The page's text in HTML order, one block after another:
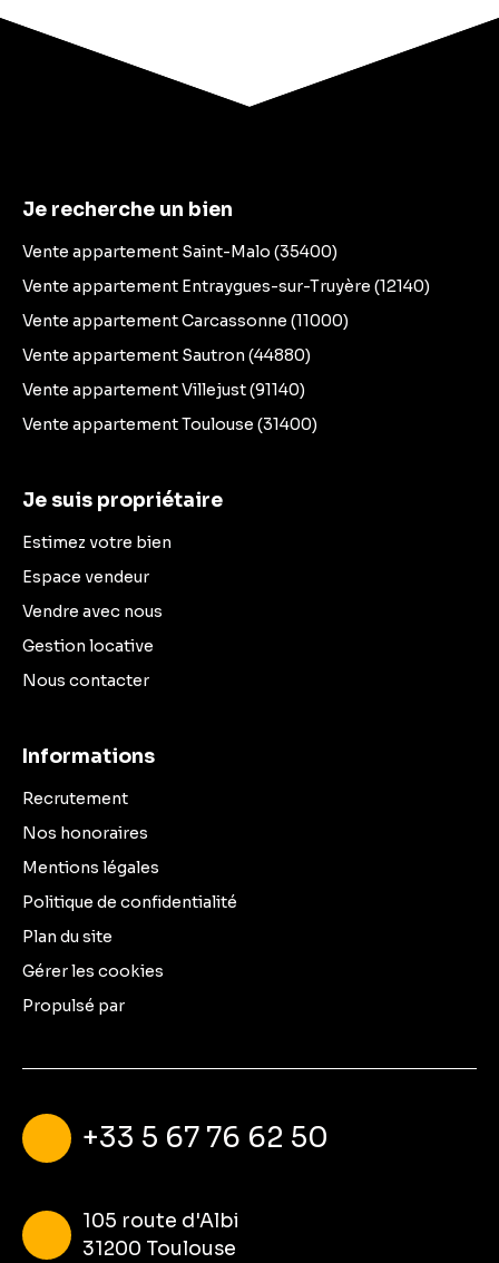
Je recherche un bien
Vente appartement Saint-Malo (35400)
Vente appartement Entraygues-sur-Truyère (12140)
Vente appartement Carcassonne (11000)
Vente appartement Sautron (44880)
Vente appartement Villejust (91140)
Vente appartement Toulouse (31400)
Je suis propriétaire
Estimez votre bien
Espace vendeur
Vendre avec nous
Gestion locative
Nous contacter
Informations
Recrutement
Nos honoraires
Mentions légales
Politique de confidentialité
Plan du site
Gérer les cookies
Propulsé par
+33 5 67 76 62 50
105 route d'Albi
31200 Toulouse